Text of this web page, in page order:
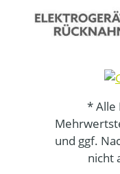
* Alle
und ggf.
nicht